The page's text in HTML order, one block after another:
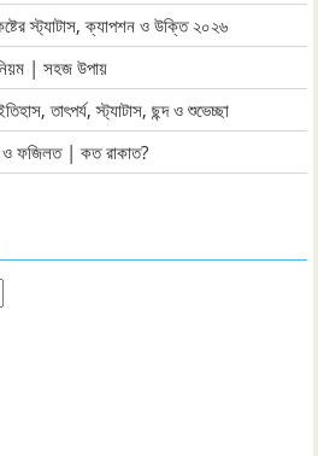
স্ট্যাটাস, ক্যাপশন ও উক্তি ২০২৬
| সহজ উপায়
তাৎপর্য, স্ট্যাটাস, ছন্দ ও শুভেচ্ছা
ও ফজিলত | কত রাকাত?